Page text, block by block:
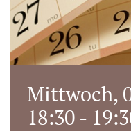
Mittwoch,
18:30 -